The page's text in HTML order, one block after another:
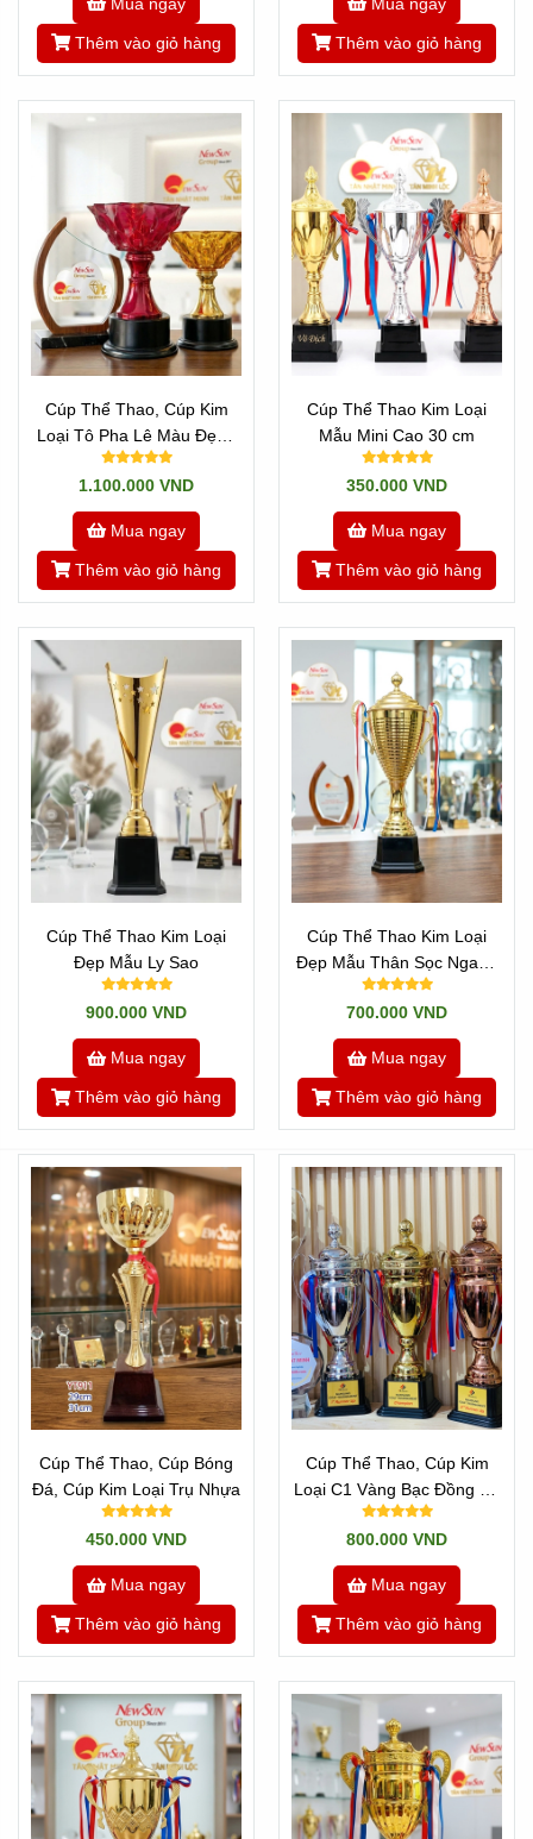
Thêm vào giỏ hàng Thêm vào giỏ hàng
Cúp Thể Thao, Cúp Kim
Loại Tô Pha Lê Màu Đẹp -
ĐA MÀU SẮC ĐỘC ĐÁO
1.100.000 VND
Mua ngay
Thêm vào giỏ hàng
Cúp Thể Thao Kim Loại
Mẫu Mini Cao 30 cm
350.000 VND
Mua ngay
Thêm vào giỏ hàng
Cúp Thể Thao Kim Loại
Đẹp Mẫu Ly Sao
900.000 VND
Mua ngay
Thêm vào giỏ hàng
Cúp Thể Thao Kim Loại
Đẹp Mẫu Thân Sọc Ngang
Đẹp
700.000 VND
Mua ngay
Thêm vào giỏ hàng
Cúp Thể Thao, Cúp Bóng
Đá, Cúp Kim Loại Trụ Nhựa
450.000 VND
Mua ngay
Thêm vào giỏ hàng
Cúp Thể Thao, Cúp Kim
Loại C1 Vàng Bạc Đồng Và
Có Cả 3 Size
800.000 VND
Mua ngay
Thêm vào giỏ hàng